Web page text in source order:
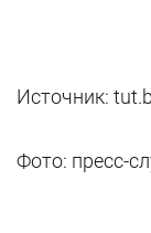
Источник:
Фото: пресс-